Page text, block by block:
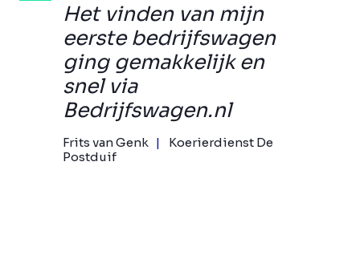
Het vinden van mijn
eerste bedrijfswagen
ging gemakkelijk en
snel via
Bedrijfswagen.nl
Frits van Genk
Koerierdienst De
Postduif